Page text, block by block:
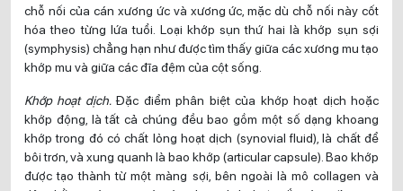
chỗ nối của cán xương ức và xương ức, mặc dù chỗ nối này cốt
hóa theo từng lứa tuổi. Loại khớp sụn thứ hai là khớp sụn sợi
(symphysis) chẳng hạn như được tìm thấy giữa các xương mu tạo
khớp mu và giữa các đĩa đệm của cột sống.
Khớp hoạt dịch.Đặc điểm phân biệt của khớp hoạt dịch hoặc
khớp động, là tất cả chúng đều bao gồm một số dạng khoang
khớp trong đó có chất lỏng hoạt dịch (synovial fluid), là chất để
bôi trơn, và xung quanh là bao khớp (articular capsule). Bao khớp
được tạo thành từ một màng sợi, bên ngoài là mô collagen và